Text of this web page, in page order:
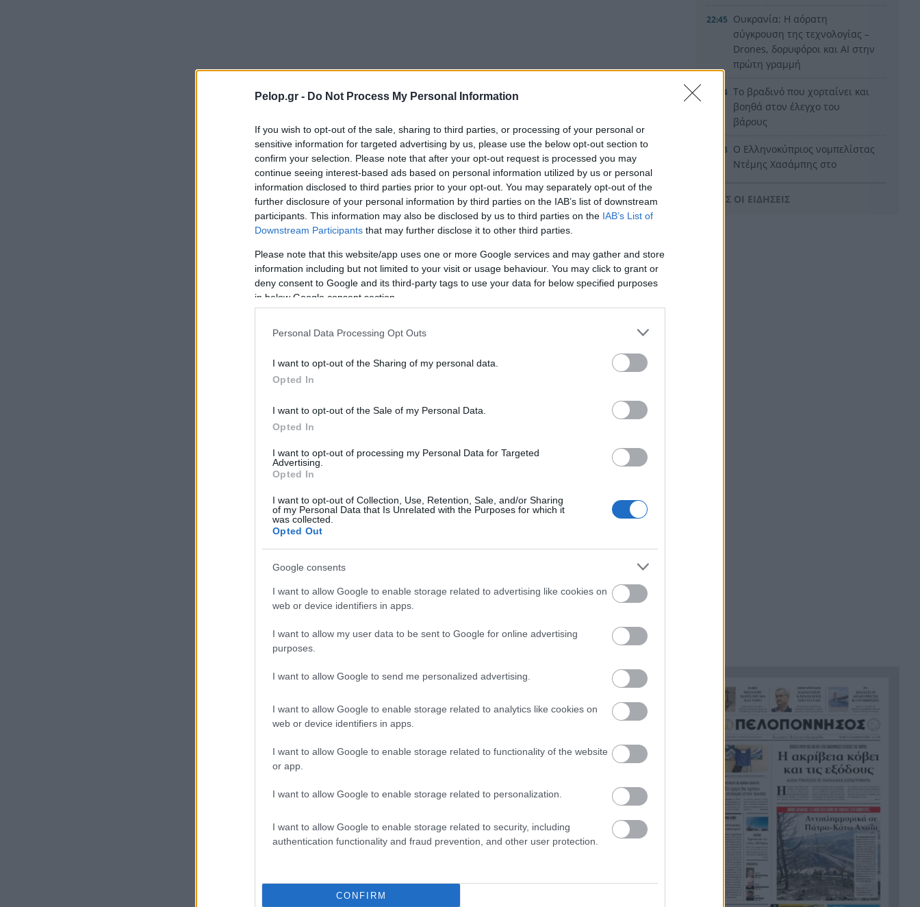
Pelop.gr - Do Not Process My Personal Information
If you wish to opt-out of the sale, sharing to third parties, or processing of your personal or
sensitive information for targeted advertising by us, please use the below opt-out section to
confirm your selection. Please note that after your opt-out request is processed you may
continue seeing interest-based ads based on personal information utilized by us or personal
information disclosed to third parties prior to your opt-out. You may separately opt-out of the
further disclosure of your personal information by third parties on the IAB’s list of downstream
participants. This information may also be disclosed by us to third parties on the IAB’s List of
Downstream Participants that may further disclose it to other third parties.
Please note that this website/app uses one or more Google services and may gather and store
information including but not limited to your visit or usage behaviour. You may click to grant or
deny consent to Google and its third-party tags to use your data for below specified purposes
in below Google consent section.
Personal Data Processing Opt Outs
I want to opt-out of the Sharing of my personal data.
Opted In
I want to opt-out of the Sale of my Personal Data.
Opted In
I want to opt-out of processing my Personal Data for Targeted
Advertising.
Opted In
I want to opt-out of Collection, Use, Retention, Sale, and/or Sharing
of my Personal Data that Is Unrelated with the Purposes for which it
was collected.
Opted Out
Google consents
I want to allow Google to enable storage related to advertising like cookies on
web or device identifiers in apps.
I want to allow my user data to be sent to Google for online advertising
purposes.
I want to allow Google to send me personalized advertising.
I want to allow Google to enable storage related to analytics like cookies on
web or device identifiers in apps.
I want to allow Google to enable storage related to functionality of the website
or app.
I want to allow Google to enable storage related to personalization.
I want to allow Google to enable storage related to security, including
authentication functionality and fraud prevention, and other user protection.
CONFIRM
22:45 Ουκρανία: Η αόρατη
σύγκρουση της τεχνολογίας –
Drones, δορυφόροι και AI στην
πρώτη γραμμή
22:34 Το βραδινό που χορταίνει και
βοηθά στον έλεγχο του
βάρους
22:23 Ο Ελληνοκύπριος νομπελίστας
Ντέμης Χασάμπης στο
HELLENiQ ENERGY: Έως 25
καστροπολιτεία της
Μονεμβασίας
21:02
Σύμη: Εντοπίστηκε σορός
άνδρα στον Πανορμίτη –
Πιθανότατα ανήκει στον
αγνοούμενο Γερμανό τουρίστα
20:51 Συμφωνία Ιράν – Ομάν για νέα
ναυτιλιακή διαδρομή στα
Στενά του Ορμούζ
Ήττα-αποκλεισμός για την
Εθνική Nέων Γυναικών στο
Ευρωπαϊκό
ΟΛΕΣ ΟΙ ΕΙΔΗΣΕΙΣ